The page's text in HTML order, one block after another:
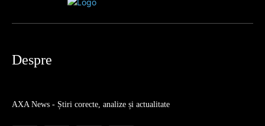
Despre
AXA News - Știri corecte, analize și actualitate